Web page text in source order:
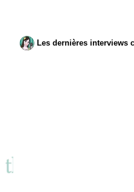
Les dernières interviews